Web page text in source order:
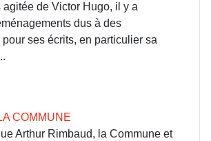
agitée de Victor Hugo, il y a
dus à des
ses écrits, en particulier sa
COMMUNE
Arthur Rimbaud, la Commune et